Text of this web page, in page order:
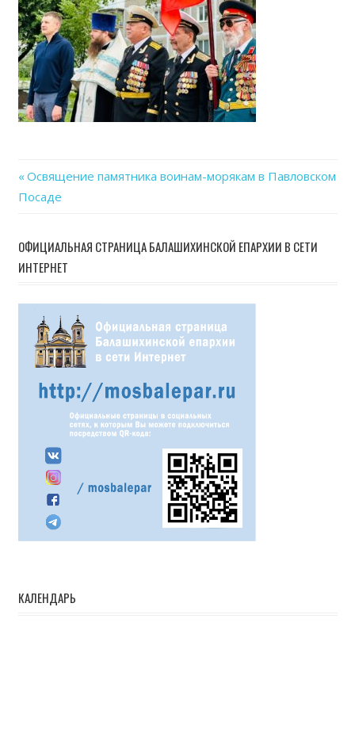
Навигация
записям
Previous
Post:
Освящение памятника воинам-морякам в Павловском
Посаде
ОФИЦИАЛЬНАЯ СТРАНИЦА БАЛАШИХИНСКОЙ ЕПАРХИИ В СЕТИ
ИНТЕРНЕТ
КАЛЕНДАРЬ